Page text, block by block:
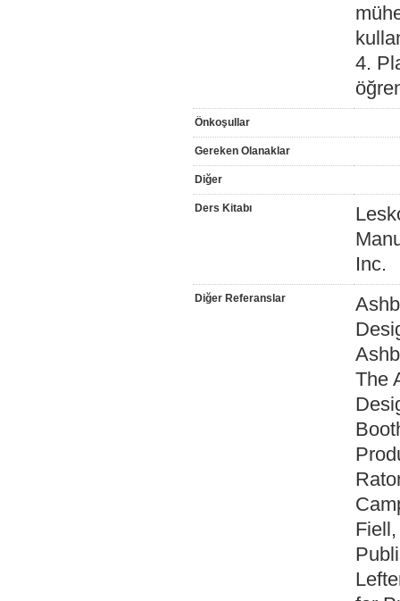
4.
Önkoşullar
Gereken Olanaklar
Diğer
Ders Kitabı
Inc.
Diğer Referanslar
The